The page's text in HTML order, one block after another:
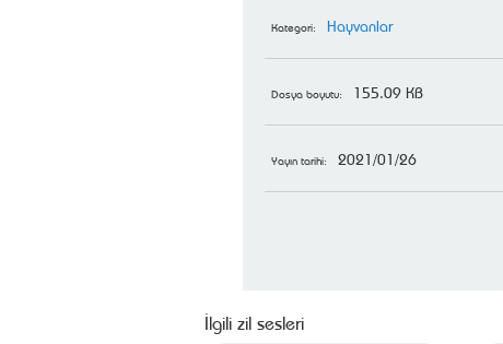
Kategori: Hayvanlar
Dosya boyutu: 155.09 KB
Yayın tarihi: 2021/01/26
İlgili zil sesleri